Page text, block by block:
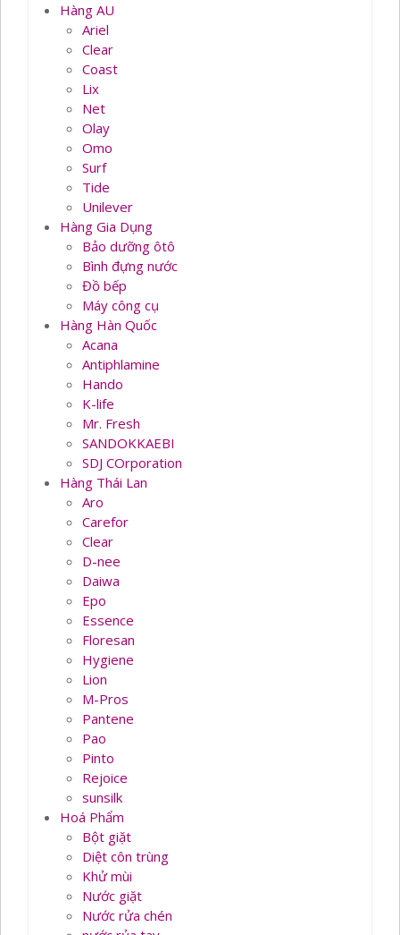
Hàng AU
Ariel
Clear
Coast
Lix
Net
Olay
Omo
Surf
Tide
Unilever
Hàng Gia Dụng
Bảo dưỡng ôtô
Bình đựng nước
Đồ bếp
Máy công cụ
Hàng Hàn Quốc
Acana
Antiphlamine
Hando
K-life
Mr. Fresh
SANDOKKAEBI
SDJ COrporation
Hàng Thái Lan
Aro
Carefor
Clear
D-nee
Daiwa
Epo
Essence
Floresan
Hygiene
Lion
M-Pros
Pantene
Pao
Pinto
Rejoice
sunsilk
Hoá Phẩm
Bột giặt
Diệt côn trùng
Khử mùi
Nước giặt
Nước rửa chén